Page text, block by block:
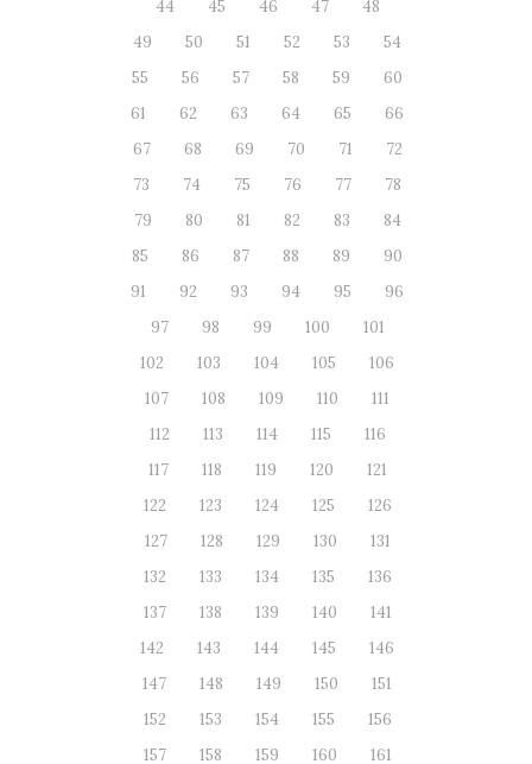
44 45 46 47
48
49
50 51 52 53
54
55
56 57 58 59
60
61
62 63 64 65
66
67
68 69 70 71
72
73
74 75 76 77
78
79
80 81 82 83
84
85
86 87 88 89
90
91
92 93 94 95
96
97
98 99 100
101
102
103 104 105
106
107
108 109 110
111
112
113 114 115
116
117
118 119 120
121
122
123 124 125
126
127
128 129 130
131
132
133 134 135
136
137
138 139 140
141
142
143 144 145
146
147
148 149 150
151
152
153 154 155
156
157
158 159 160
161